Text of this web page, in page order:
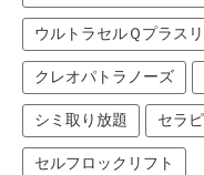
ウルトラセルＱプラス
クレオパトラノーズ
シミ取り放題 セラ
セルフロックリフト